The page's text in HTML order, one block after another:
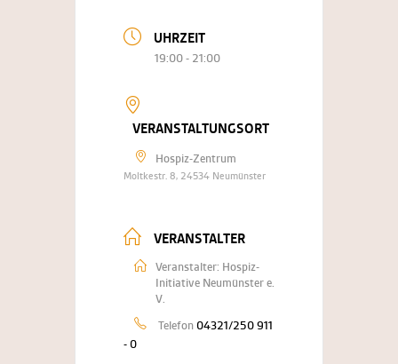
UHRZEIT
19:00 - 21:00
VERANSTALTUNGSORT
Hospiz-Zentrum
Moltkestr. 8, 24534 Neumünster
VERANSTALTER
Veranstalter: Hospiz-
Initiative Neumünster e.
V.
Telefon 04321/250 911
- 0